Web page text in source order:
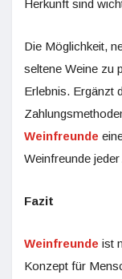
Herkunft sind
Die Möglichkeit,
seltene Weine zu
Erlebnis. Ergänzt
Weinfreunde
Weinfreunde jeder
Fazit
Weinfreunde ist
Konzept für